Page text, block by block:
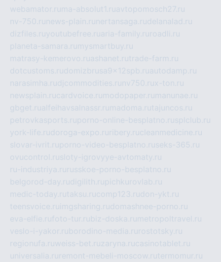
webamator.ru ma-absolut1.ruavtopomosch27.ru
nv-750.ru news-plain.ru nertansaga.rudelanalad.ru
dizfiles.ruyoutubefree.ruaria-family.ru roadli.ru
planeta-samara.ru mysmartbuy.ru
matrasy-kemerovo.ruashanet.rutrade-farm.ru
dotcustoms.rudomizbrusa9x12spb.ruautodamp.ru
narasimha.rudjcommodities.ru nv750.rux-ton.ru
newsplain.rucardvoice.ru modopaper.ru manunae.ru
gbget.rualfeihavsalnassr.ru madoma.rutajuncos.ru
petrovkasports.ruporno-online-besplatno.rusplclub.ru
york-life.rudoroga-expo.ru ribery.rucleanmedicine.ru
slovar-ivrit.ruporno-video-besplatno.ruseks-365.ru
ovucontrol.rusloty-igrovyye-avtomaty.ru
ru-industriya.ru russkoe-porno-besplatno.ru
belgorod-day.rudigilith.rupichkurovlab.ru
medic-today.rutaksu.rucomp123.rudon-ykt.ru
teensvoice.ru imgsharing.rudomashnee-porno.ru
eva-elfie.rufoto-tur.rubiz-doska.ru metropoltravel.ru
veslo-i-yakor.ruborodino-media.ru rostotsky.ru
regionufa.ruweiss-bet.ruzaryna.rucasinotablet.ru
universalia.ru remont-mebeli-moscow.rutermomur.ru